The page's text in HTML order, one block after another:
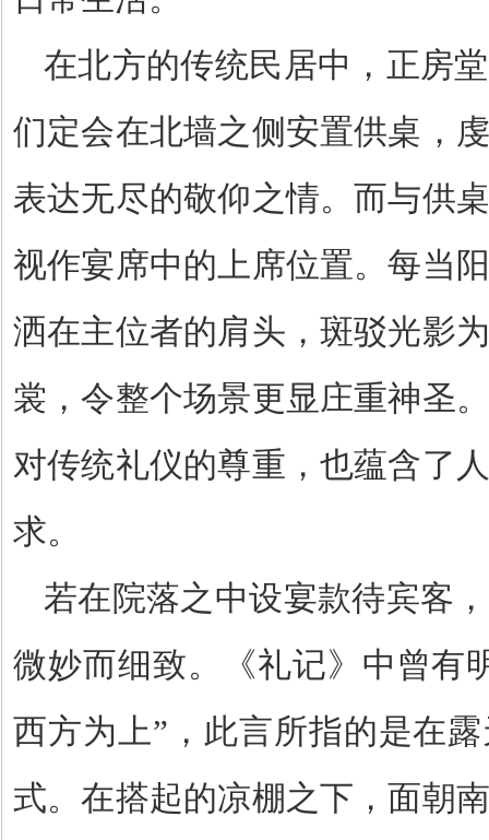
在北方的传统民居中，正房
们定会在北墙之侧安置供桌，
表达无尽的敬仰之情。而与供
视作宴席中的上席位置。每当
洒在主位者的肩头，斑驳光影
裳，令整个场景更显庄重神圣
对传统礼仪的尊重，也蕴含了
求。
若在院落之中设宴款待宾客
微妙而细致。《礼记》中曾有
西方为上” ，此言所指的是在
式。在搭起的凉棚之下，面朝